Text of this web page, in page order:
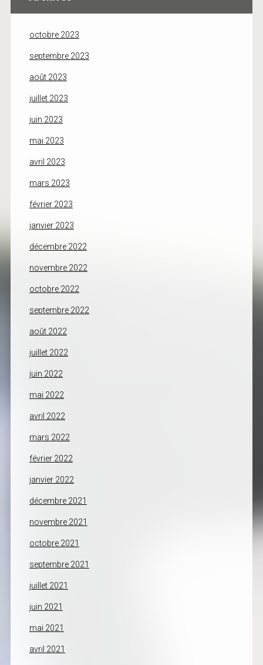
octobre 2023
septembre 2023
août 2023
juillet 2023
juin 2023
mai 2023
avril 2023
mars 2023
février 2023
janvier 2023
décembre 2022
novembre 2022
octobre 2022
septembre 2022
août 2022
juillet 2022
juin 2022
mai 2022
avril 2022
mars 2022
février 2022
janvier 2022
décembre 2021
novembre 2021
octobre 2021
septembre 2021
juillet 2021
juin 2021
mai 2021
avril 2021